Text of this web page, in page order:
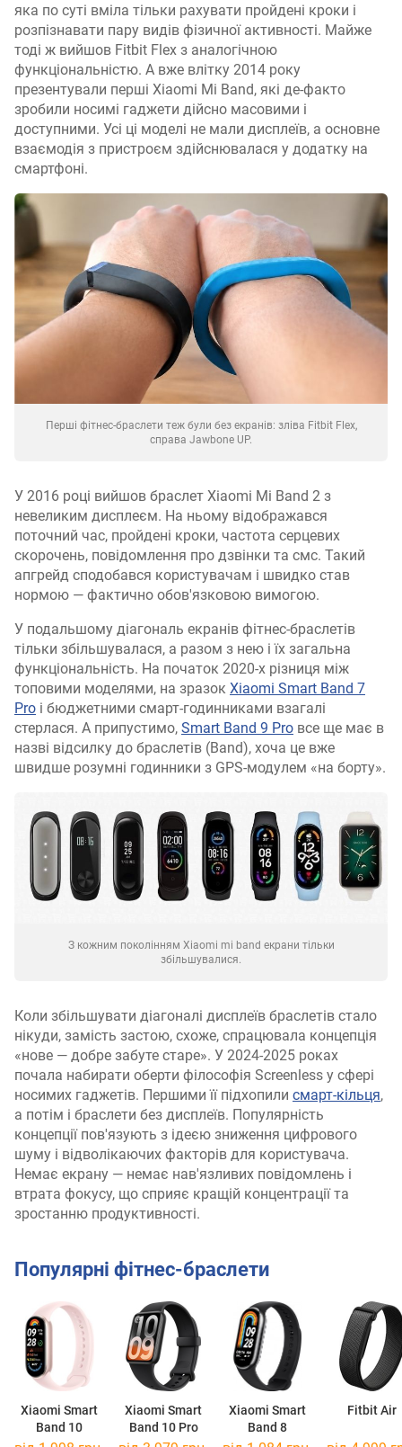
яка по суті вміла тільки рахувати пройдені кроки і
розпізнавати пару видів фізичної активності. Майже
тоді ж вийшов Fitbit Flex з аналогічною
функціональністю. А вже влітку 2014 року
презентували перші Xiaomi Mi Band, які де-факто
зробили носимі гаджети дійсно масовими і
доступними. Усі ці моделі не мали дисплеїв, а основне
взаємодія з пристроєм здійснювалася у додатку на
смартфоні.
Перші фітнес-браслети теж були без екранів: зліва Fitbit Flex,
справа Jawbone UP.
У 2016 році вийшов браслет Xiaomi Mi Band 2 з
невеликим дисплеєм. На ньому відображався
поточний час, пройдені кроки, частота серцевих
скорочень, повідомлення про дзвінки та смс. Такий
апгрейд сподобався користувачам і швидко став
нормою — фактично обов'язковою вимогою.
У подальшому діагональ екранів фітнес-браслетів
тільки збільшувалася, а разом з нею і їх загальна
функціональність. На початок 2020-х різниця між
топовими моделями, на зразок Xiaomi Smart Band 7
Pro і бюджетними смарт-годинниками взагалі
стерлася. А припустимо, Smart Band 9 Pro все ще має в
назві відсилку до браслетів (Band), хоча це вже
швидше розумні годинники з GPS-модулем «на борту».
З кожним поколінням Xiaomi mi band екрани тільки
збільшувалися.
Коли збільшувати діагоналі дисплеїв браслетів стало
нікуди, замість застою, схоже, спрацювала концепція
«нове — добре забуте старе». У 2024-2025 роках
почала набирати оберти філософія Screenless у сфері
носимих гаджетів. Першими її підхопили смарт-кільця,
а потім і браслети без дисплеїв. Популярність
концепції пов'язують з ідеєю зниження цифрового
шуму і відволікаючих факторів для користувача.
Немає екрану — немає нав'язливих повідомлень і
втрата фокусу, що сприяє кращій концентрації та
зростанню продуктивності.
Популярні фітнес-браслети
Xiaomi Smart
Band 10
Xiaomi Smart
Band 10 Pro
Xiaomi Smart
Band 8
Fitbit Air